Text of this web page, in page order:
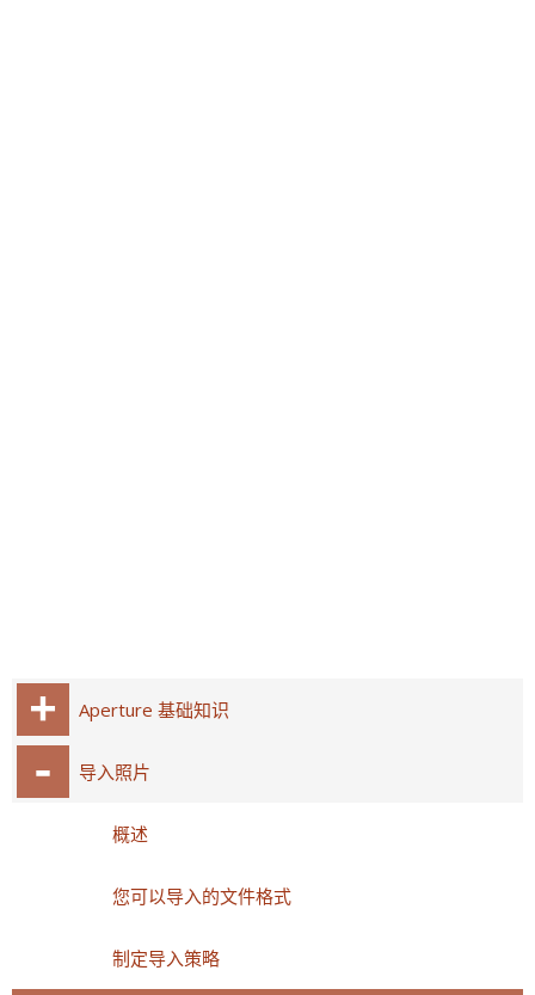
Aperture 基础知识
导入照片
概述
您可以导入的文件格式
制定导入策略